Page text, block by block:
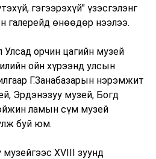
гэгээрэхүй" үзэсгэлэнг
галерейд өнөөдөр нээлээ.
Улсад орчин цагийн музей
ойн хүрээнд улсын
Г.Занабазарын нэрэмжит
Эрдэнэзуу музей, Богд
ламын сүм музей
буй юм.
XVIII зуунд